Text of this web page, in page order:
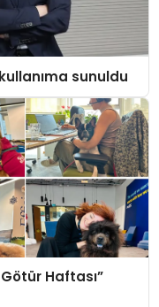
sunuldu
Haftası”